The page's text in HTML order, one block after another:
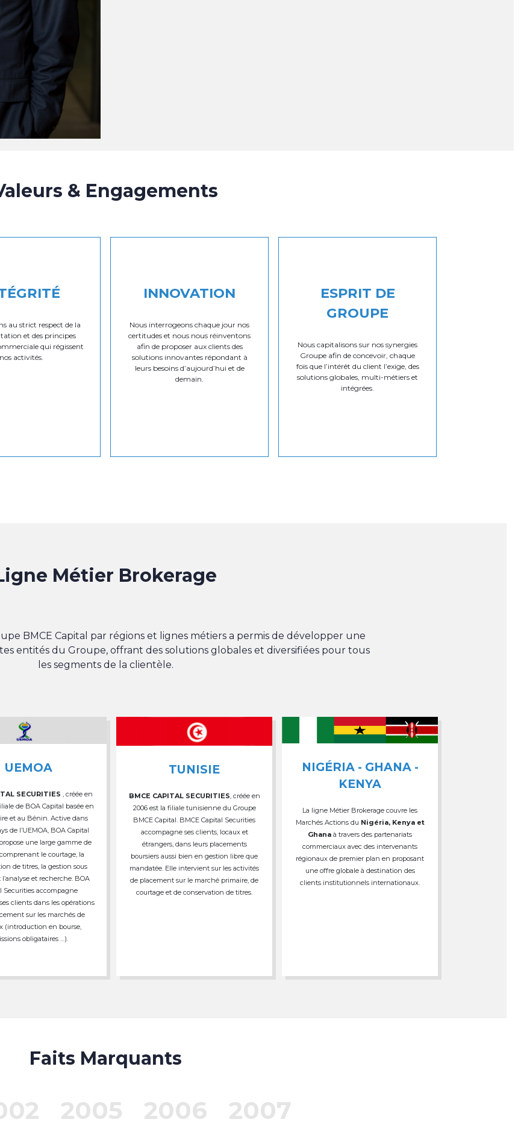
& Engagements
au strict respect de la
et des principes
qui régissent
nos activités.
INNOVATION
Nous interrogeons chaque jour nos
certitudes et nous nous réinventons
afin de proposer aux clients des
solutions innovantes répondant à
leurs besoins d’aujourd’hui et de
demain.
ESPRIT DE
GROUPE
Nous capitalisons sur nos synergies
Groupe afin de concevoir, chaque
fois que l’intérêt du client l’exige, des
solutions globales, multi-métiers et
intégrées.
Métier Brokerage
BMCE Capital par régions et lignes métiers a permis de développer une
entités du Groupe, offrant des solutions globales et diversifiées pour tous
les segments de la clientèle.
UEMOA
SECURITIES , créée en
de BOA Capital basée en
et au Bénin. Active dans
de l’UEMOA, BOA Capital
une large gamme de
le courtage, la
de titres, la gestion sous
et recherche. BOA
Securities accompagne
clients dans les opérations
sur les marchés de
(introduction en bourse,
obligataires …).
TUNISIE
BMCE CAPITAL SECURITIES , créée en
2006 est la filiale tunisienne du Groupe
BMCE Capital. BMCE Capital Securities
accompagne ses clients, locaux et
étrangers, dans leurs placements
boursiers aussi bien en gestion libre que
mandatée. Elle intervient sur les activités
de placement sur le marché primaire, de
courtage et de conservation de titres.
NIGÉRIA - GHANA -
KENYA
La ligne Métier Brokerage couvre les
Marchés Actions du Nigéria, Kenya et
Ghana à travers des partenariats
commerciaux avec des intervenants
régionaux de premier plan en proposant
une offre globale à destination des
clients institutionnels internationaux.
Faits Marquants
2005 2006 2007